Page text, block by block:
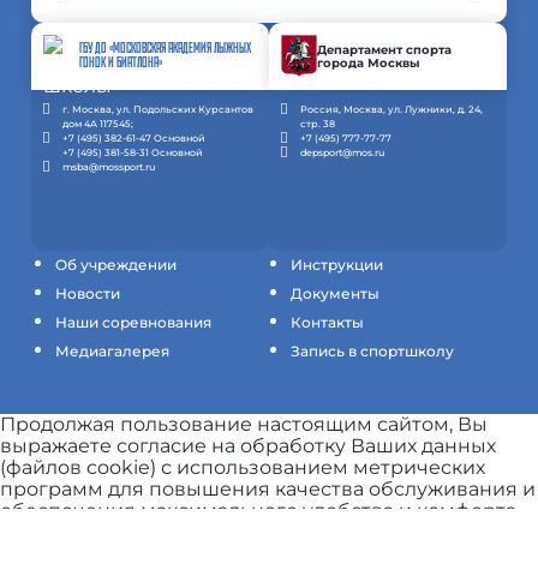
Об учреждении
Новости
Наши соревнования
Медиагалерея
Инструкции
Документы
Контакты
Запись в спортшколу
ГБУ ДО «МОСКОВСКАЯ АКАДЕМИЯ ЛЫЖНЫХ
ГОНОК И БИАТЛОНА»
г. Москва, ул. Подольских Курсантов
дом 4А 117545;
+7 (495) 382-61-47 Основной
+7 (495) 381-58-31 Основной
msba@mossport.ru
Департамент спорта
города Москвы
Россия, Москва, ул. Лужники, д. 24,
стр. 38
+7 (495) 777-77-77
depsport@mos.ru
Продолжая пользование настоящим сайтом, Вы
выражаете согласие на обработку Ваших данных
(файлов cookie) с использованием метрических
программ для повышения качества обслуживания и
обеспечения максимального удобства и комфорта